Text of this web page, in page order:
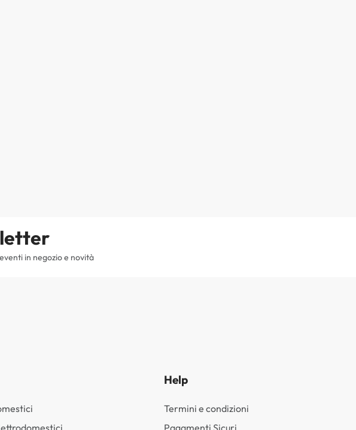
in negozio e novità
Help
Termini e condizioni